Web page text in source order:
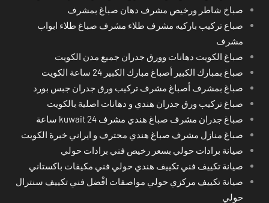
صباخ شاطر ورخيص مشرف دهان صباغ بمشرف
صباع تركيب باركيه مشرف طلاء مشرف صباغ طلاء ابواب
مشرف
صباغ الكويت دهانات وورق جدران جميع مدن الكويت
صباغ بمبارك الكبير أصباغ مبارك الكبير 24 ساعة الكويت
صباغ بمشرف أصباغ مشرف تركيب ورق جدران جبس بورد
صباغ تركيب ورق جدران هندي و دهانات اصلية بالكويت
صباغ جدران مشرف صباغ هندي مشرف kuwait 24 ساعة
صباغ منازل مشرف صباغ هندي محترف و ايراني خبرة الكويت
صيانة برادات حولي بسعر رخيص فني برادات حولي
صيانة تكييف فني تكييف هندي حولي فني مكيفات باكستاني
صيانة تكييف مركزي حولي مواصفات افْضل فني تكييف سنترال
حولي